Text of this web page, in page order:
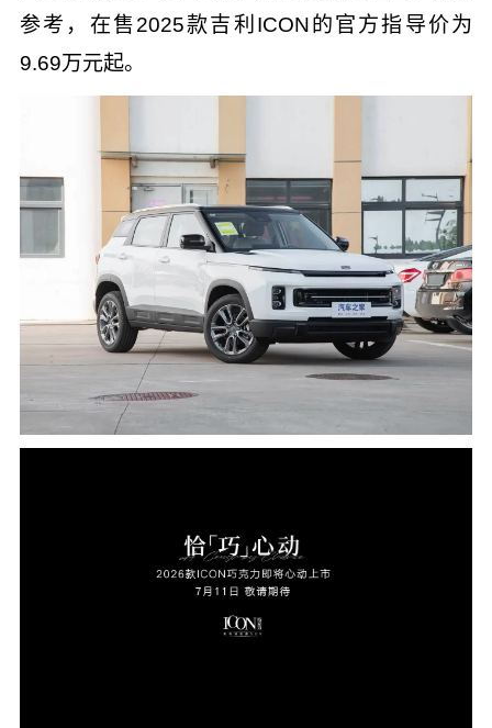
参考，在售2025款吉利ICON的官方指导价为
9.69万元起。